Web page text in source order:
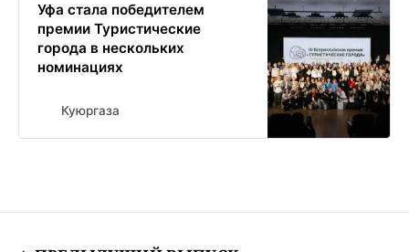
Уфа стала победителем
премии Туристические
города в нескольких
номинациях
Куюргаза